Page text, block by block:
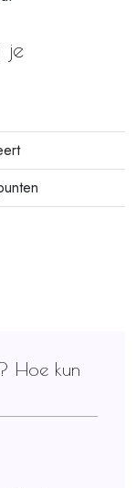
je
Hoe kun